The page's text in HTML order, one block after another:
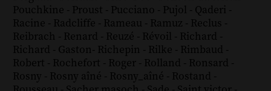
Pouchkine - Proust - Pucciano - Pujol - Qaderi -
Racine - Radcliffe - Rameau - Ramuz - Reclus -
Reibrach - Renard - Reuzé - Révoil - Richard -
Richard - Gaston- Richepin - Rilke - Rimbaud -
Robert - Rochefort - Roger - Rolland - Ronsard -
Rosny - Rosny aîné - Rosny_aîné - Rostand -